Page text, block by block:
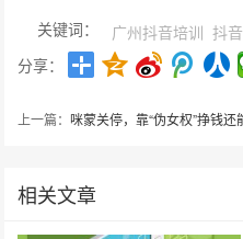
关键词： 广州抖音培训 抖
分享：
上一篇： 咪蒙关停，靠“伪女权”挣钱还
相关文章